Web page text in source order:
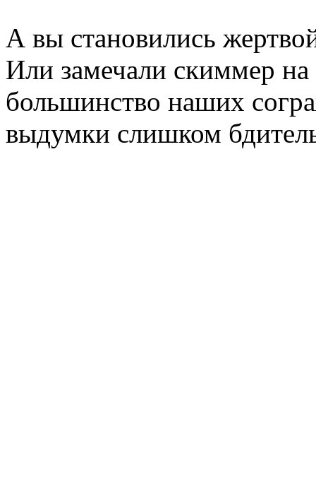
А вы становились
Или замечали скиммер
большинство наших
выдумки слишком